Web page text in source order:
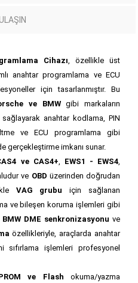
Cihazı , özellikle üst
anahtar programlama ve ECU
için tasarlanmıştır. Bu
ve BMWgibi markaların
anahtar kodlama, PIN
ve ECU programlama gibi
gerçekleştirme imkanı sunar.
ve CAS4+ EWS1 - EWS4
ve OBD üzerinden doğrudan
VAG grubu için sağlanan
ve bileşen koruma işlemleri gibi
BMW DME senkronizasyonu ve
özellikleriyle, araçlarda anahtar
işlemleri profesyonel
ve Flash okuma/yazma